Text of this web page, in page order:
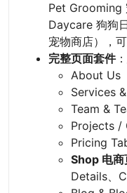
Pet Grooming
Daycare 狗狗
宠物商店），
完整页面套件
About Us
Services
Team &
Projects /
Pricing
Shop 电商
Details、